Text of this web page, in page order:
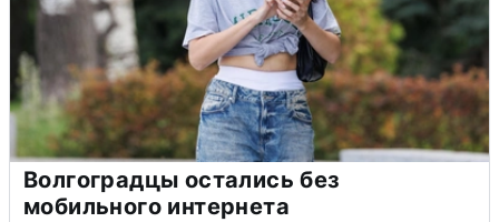
Волгоградцы остались без
мобильного интернета